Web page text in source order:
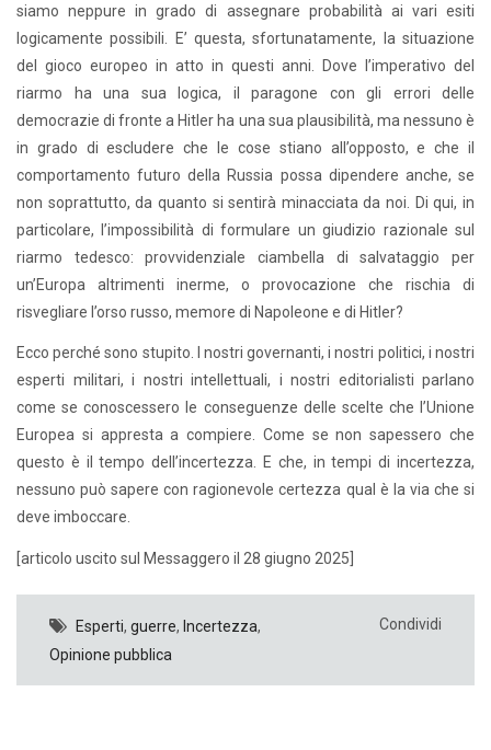
siamo neppure in grado di assegnare probabilità ai vari esiti
logicamente possibili. E’ questa, sfortunatamente, la situazione
del gioco europeo in atto in questi anni. Dove l’imperativo del
riarmo ha una sua logica, il paragone con gli errori delle
democrazie di fronte a Hitler ha una sua plausibilità, ma nessuno è
in grado di escludere che le cose stiano all’opposto, e che il
comportamento futuro della Russia possa dipendere anche, se
non soprattutto, da quanto si sentirà minacciata da noi. Di qui, in
particolare, l’impossibilità di formulare un giudizio razionale sul
riarmo tedesco: provvidenziale ciambella di salvataggio per
un’Europa altrimenti inerme, o provocazione che rischia di
risvegliare l’orso russo, memore di Napoleone e di Hitler?
Ecco perché sono stupito. I nostri governanti, i nostri politici, i nostri
esperti militari, i nostri intellettuali, i nostri editorialisti parlano
come se conoscessero le conseguenze delle scelte che l’Unione
Europea si appresta a compiere. Come se non sapessero che
questo è il tempo dell’incertezza. E che, in tempi di incertezza,
nessuno può sapere con ragionevole certezza qual è la via che si
deve imboccare.
[articolo uscito sul Messaggero il 28 giugno 2025]
Esperti, guerre, Incertezza,
Opinione pubblica
Condividi